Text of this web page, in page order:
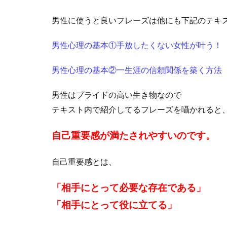
男性に使うと良いフレーズは他にも下記のテキ
男性心理の基本①手放したくない女性が叶う！
男性心理の基本②一生涯の信頼関係を築く方法
男性はプライドの高い生き物なので
テキスト内で紹介してるフレーズを囁かれると、
自己重要感が満たされやすいのです。
自己重要感とは、
「相手にとって必要な存在である」
「相手にとって役に立てる」